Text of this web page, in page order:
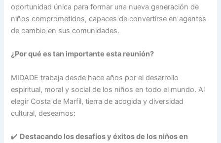
oportunidad única para formar una nueva generación de
niños comprometidos, capaces de convertirse en agentes
de cambio en sus comunidades.
¿Por qué es tan importante esta reunión?
MIDADE trabaja desde hace años por el desarrollo
espiritual, moral y social de los niños en todo el mundo. Al
elegir Costa de Marfil, tierra de acogida y diversidad
cultural, deseamos:
✔️ Destacando los desafíos y éxitos de los niños en